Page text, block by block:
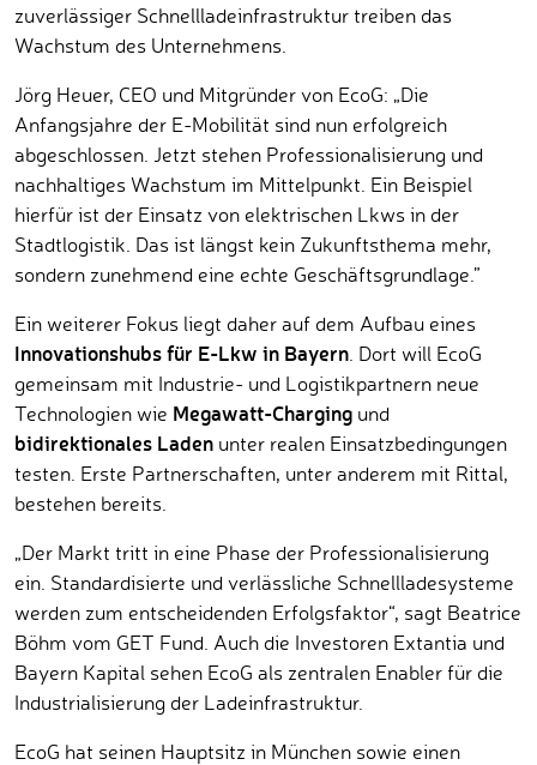
zuverlässiger Schnellladeinfrastruktur treiben das
Wachstum des Unternehmens.
Jörg Heuer, CEO und Mitgründer von EcoG: „Die
Anfangsjahre der E-Mobilität sind nun erfolgreich
abgeschlossen. Jetzt stehen Professionalisierung und
nachhaltiges Wachstum im Mittelpunkt. Ein Beispiel
hierfür ist der Einsatz von elektrischen Lkws in der
Stadtlogistik. Das ist längst kein Zukunftsthema mehr,
sondern zunehmend eine echte Geschäftsgrundlage.”
Ein weiterer Fokus liegt daher auf dem Aufbau eines
Innovationshubs für E-Lkw in Bayern . Dort will EcoG
gemeinsam mit Industrie- und Logistikpartnern neue
Technologien wie Megawatt-Charging und
bidirektionales Laden unter realen Einsatzbedingungen
testen. Erste Partnerschaften, unter anderem mit Rittal,
bestehen bereits.
„Der Markt tritt in eine Phase der Professionalisierung
ein. Standardisierte und verlässliche Schnellladesysteme
werden zum entscheidenden Erfolgsfaktor“, sagt Beatrice
Böhm vom GET Fund. Auch die Investoren Extantia und
Bayern Kapital sehen EcoG als zentralen Enabler für die
Industrialisierung der Ladeinfrastruktur.
EcoG hat seinen Hauptsitz in München sowie einen